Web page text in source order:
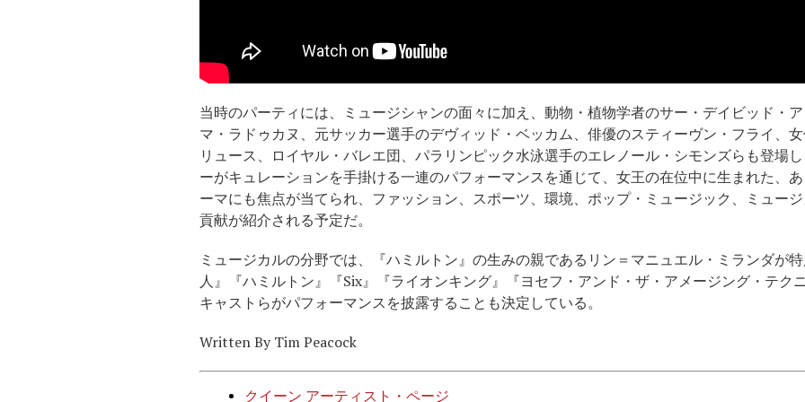
当時のパーティには、ミュージシャンの面々に加え、動物・植物学者のサー・デイビッド・
マ・ラドゥカヌ、元サッカー選手のデヴィッド・ベッカム、俳優のスティーヴン・フライ、
リュース、ロイヤル・バレエ団、パラリンピック水泳選手のエレノール・シモンズらも登場
ーがキュレーションを手掛ける一連のパフォーマンスを通じて、女王の在位中に生まれた、
ーマにも焦点が当てられ、ファッション、スポーツ、環境、ポップ・ミュージック、ミュー
貢献が紹介される予定だ。
ミュージカルの分野では、『ハミルトン』の生みの親であるリン＝マニュエル・ミランダが
人』『ハミルトン』『Six』『ライオンキング』『ヨセフ・アンド・ザ・アメージング・テク
キャストらがパフォーマンスを披露することも決定している。
Written By Tim Peacock
クイーン アーティスト・ページ